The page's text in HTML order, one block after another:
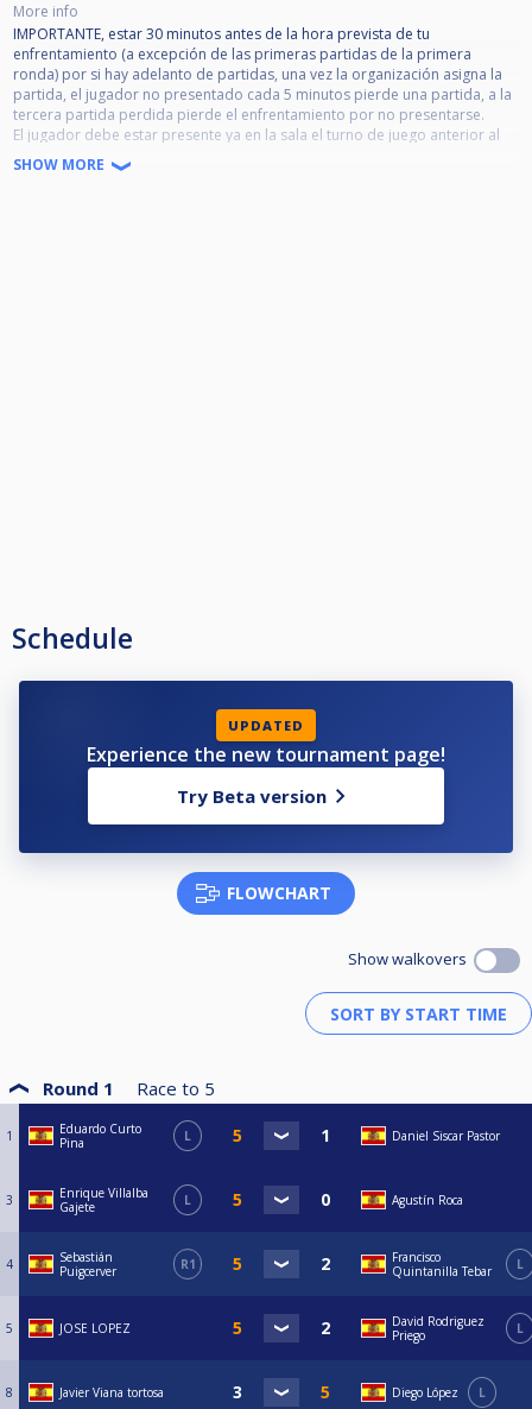
More info
IMPORTANTE, estar 30 minutos antes de la hora prevista de tu
enfrentamiento (a excepción de las primeras partidas de la primera
ronda) por si hay adelanto de partidas, una vez la organización asigna la
partida, el jugador no presentado cada 5 minutos pierde una partida, a la
tercera partida perdida pierde el enfrentamiento por no presentarse.
El jugador debe estar presente ya en la sala el turno de juego anterior al
de su enfrentamiento.
SHOW MORE
Schedule
UPDATED
Experience the new tournament page!
Try Beta version
FLOWCHART
Show walkovers
Round 1 Race to 5
1
Eduardo Curto
Pina
L Daniel Siscar Pastor
3
Enrique Villalba
Gajete
L Agustín Roca
4
Sebastián
Puigcerver
R1
Francisco
Quintanilla Tebar
L
5 JOSE LOPEZ
David Rodriguez
Priego
L
8 Javier Viana tortosa Diego López L